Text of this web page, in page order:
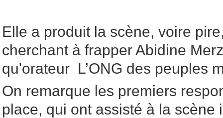
Elle a produit la scène, voire
cherchant à frapper Abidine
qu'orateur L’ONG des peuples
On remarque les premiers
place, qui ont assisté à la scène